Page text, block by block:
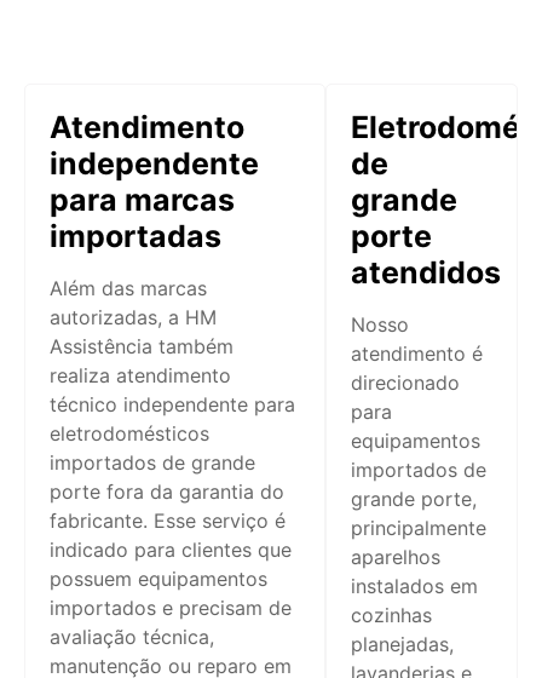
Atendimento
independente
para marcas
importadas
Além das marcas
autorizadas, a HM
Assistência também
realiza atendimento
técnico independente para
eletrodomésticos
importados de grande
porte fora da garantia do
fabricante. Esse serviço é
indicado para clientes que
possuem equipamentos
importados e precisam de
avaliação técnica,
manutenção ou reparo em
de
grande
porte
atendidos
Nosso
atendimento é
direcionado
para
equipamentos
importados de
grande porte,
principalmente
aparelhos
instalados em
cozinhas
planejadas,